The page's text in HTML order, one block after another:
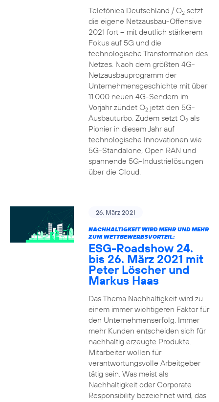
Telefónica Deutschland / O2setzt
die eigene Netzausbau-Offensive
2021 fort – mit deutlich stärkerem
Fokus auf 5G und die
technologische Transformation des
Netzes. Nach dem größten 4G-
Netzausbauprogramm der
Unternehmensgeschichte mit über
11.000 neuen 4G-Sendern im
Vorjahr zündet O2jetzt den 5G-
Ausbauturbo. Zudem setzt O2als
Pionier in diesem Jahr auf
technologische Innovationen wie
5G-Standalone, Open RAN und
spannende 5G-Industrielösungen
über die Cloud.
26. März 2021
NACHHALTIGKEIT WIRD MEHR UND MEHR
ZUM WETTBEWERBSVORTEIL:
ESG-Roadshow 24.
bis 26. März 2021 mit
Peter Löscher und
Markus Haas
Das Thema Nachhaltigkeit wird zu
einem immer wichtigeren Faktor für
den Unternehmenserfolg. Immer
mehr Kunden entscheiden sich für
nachhaltig erzeugte Produkte.
Mitarbeiter wollen für
verantwortungsvolle Arbeitgeber
tätig sein. Was meist als
Nachhaltigkeit oder Corporate
Responsibility bezeichnet wird, das